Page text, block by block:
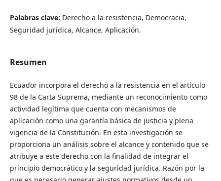
Palabras clave: Derecho a la resistencia, Democracia,
Seguridad jurídica, Alcance, Aplicación.
Resumen
Ecuador incorpora el derecho a la resistencia en el artículo
98 de la Carta Suprema, mediante un reconocimiento como
actividad legítima que cuenta con mecanismos de
aplicación como una garantía básica de justicia y plena
vigencia de la Constitución. En esta investigación se
proporciona un análisis sobre el alcance y contenido que se
atribuye a este derecho con la finalidad de integrar el
principio democrático y la seguridad jurídica. Razón por la